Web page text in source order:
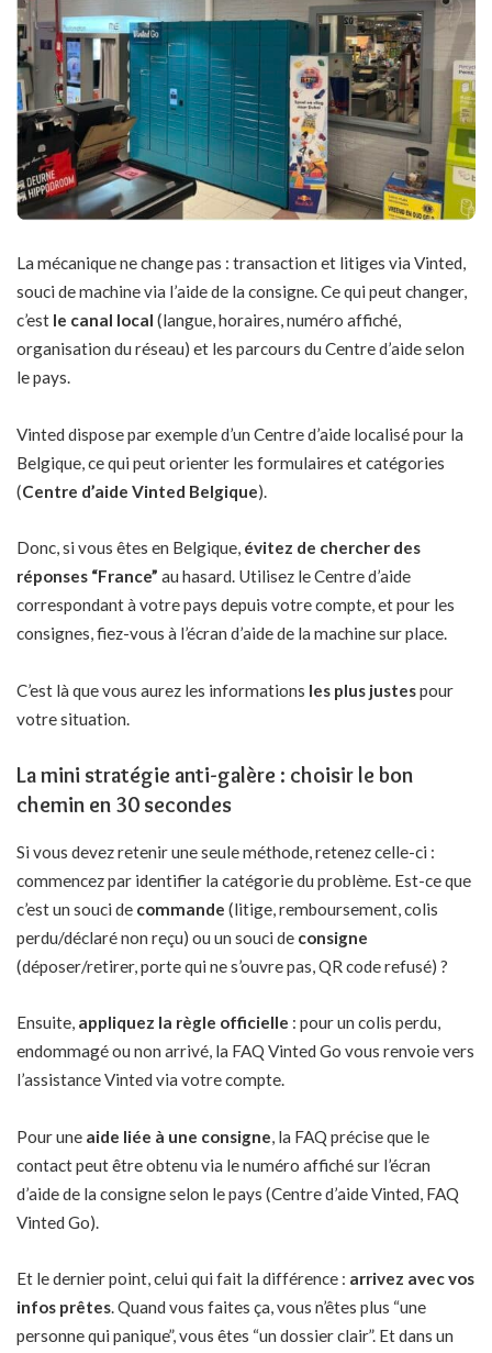
La mécanique ne change pas : transaction et litiges via Vinted,
souci de machine via l’aide de la consigne. Ce qui peut changer,
c’est le canal local (langue, horaires, numéro affiché,
organisation du réseau) et les parcours du Centre d’aide selon
le pays.
Vinted dispose par exemple d’un Centre d’aide localisé pour la
Belgique, ce qui peut orienter les formulaires et catégories
(Centre d’aide Vinted Belgique).
Donc, si vous êtes en Belgique, évitez de chercher des
réponses “France” au hasard. Utilisez le Centre d’aide
correspondant à votre pays depuis votre compte, et pour les
consignes, fiez-vous à l’écran d’aide de la machine sur place.
C’est là que vous aurez les informations les plus justespour
votre situation.
La mini stratégie anti-galère : choisir le bon
chemin en 30 secondes
Si vous devez retenir une seule méthode, retenez celle-ci :
commencez par identifier la catégorie du problème. Est-ce que
c’est un souci de commande (litige, remboursement, colis
perdu/déclaré non reçu) ou un souci de consigne
(déposer/retirer, porte qui ne s’ouvre pas, QR code refusé) ?
Ensuite, appliquez la règle officielle : pour un colis perdu,
endommagé ou non arrivé, la FAQ Vinted Go vous renvoie vers
l’assistance Vinted via votre compte.
Pour une aide liée à une consigne, la FAQ précise que le
contact peut être obtenu via le numéro affiché sur l’écran
d’aide de la consigne selon le pays (Centre d’aide Vinted, FAQ
Vinted Go).
Et le dernier point, celui qui fait la différence : arrivez avec vos
infos prêtes. Quand vous faites ça, vous n’êtes plus “une
personne qui panique”, vous êtes “un dossier clair”. Et dans un